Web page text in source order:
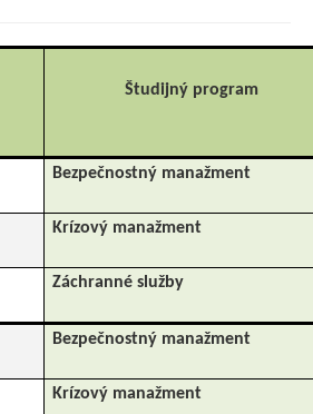
Študijný program
Bezpečnostný manažment
Krízový manažment
Záchranné služby
Bezpečnostný manažment
Krízový manažment